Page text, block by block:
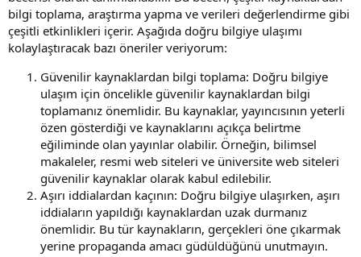
t
a
n
i
h
i
bilgi toplama, araştırma yapma ve verileri değerlendirme gibi
çeşitli etkinlikleri içerir. Aşağıda doğru bilgiye ulaşımı
kolaylaştıracak bazı öneriler veriyorum:
Güvenilir kaynaklardan bilgi toplama: Doğru bilgiye
ulaşım için öncelikle güvenilir kaynaklardan bilgi
toplamanız önemlidir. Bu kaynaklar, yayıncısının yeterli
özen gösterdiği ve kaynaklarını açıkça belirtme
eğiliminde olan yayınlar olabilir. Örneğin, bilimsel
makaleler, resmi web siteleri ve üniversite web siteleri
güvenilir kaynaklar olarak kabul edilebilir.
Aşırı iddialardan kaçının: Doğru bilgiye ulaşırken, aşırı
iddiaların yapıldığı kaynaklardan uzak durmanız
önemlidir. Bu tür kaynakların, gerçekleri öne çıkarmak
yerine propaganda amacı güdüldüğünü unutmayın.